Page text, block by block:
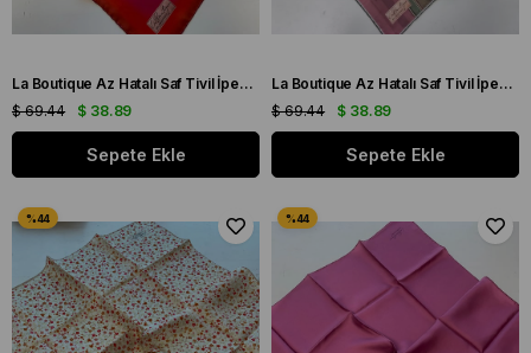
La Boutique Az Hatalı Saf Tivil İpek Eşarp Fuşya - Turuncu Geometrik Desen
$ 38.89
$ 69.44
Sepete Ekle
La Boutique Az Hatalı Saf Tivil İpek Eşarp Gül Kurusu - Zümrüt Yeşil Yazı Desen
$ 38.89
$ 69.44
Sepete Ekle